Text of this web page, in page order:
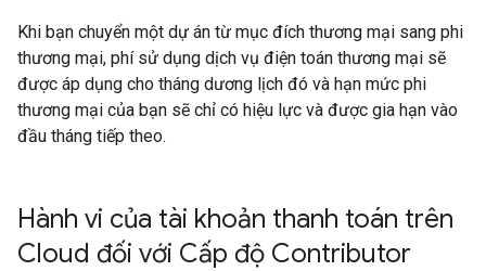
Khi bạn chuyển một dự án từ mục đích thương mại sang phi
thương mại, phí sử dụng dịch vụ điện toán thương mại sẽ
được áp dụng cho tháng dương lịch đó và hạn mức phi
thương mại của bạn sẽ chỉ có hiệu lực và được gia hạn vào
đầu tháng tiếp theo.
Hành vi của tài khoản thanh toán trên
Cloud đối với Cấp độ Contributor